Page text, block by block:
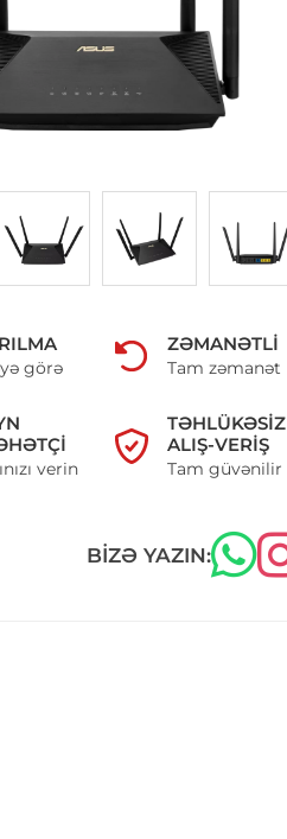
görə
ZƏMANƏTLI
Tam zəmanət
verin
TƏHLÜKƏSIZ
ALIŞ-VERIŞ
Tam güvənilir
BIZƏ YAZIN: